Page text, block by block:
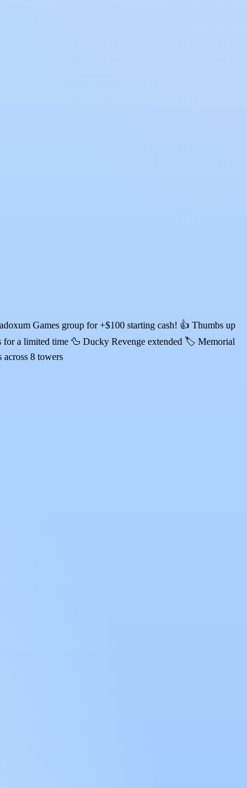
Games group for +$100 starting cash! 👍 Thumbs up
for a limited time 🦆 Ducky Revenge extended 🏷️ Memorial
8 towers